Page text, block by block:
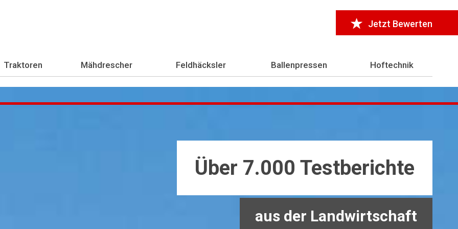
Jetzt Bewerten
Traktoren Mähdrescher Feldhäcksler Ballenpressen Hoftechnik
Über 7.000 Testberichte
aus der Landwirtschaft